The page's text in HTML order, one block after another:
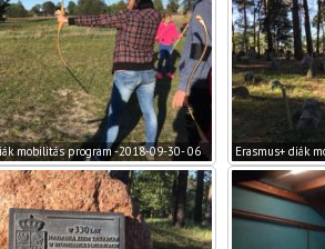
mobilitás program -2018-09-30- 06 Erasmus+ diák